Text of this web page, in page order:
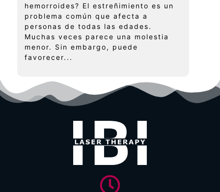
hemorroides? El estreñimiento es un
problema común que afecta a
personas de todas las edades.
Muchas veces parece una molestia
menor. Sin embargo, puede
favorecer...